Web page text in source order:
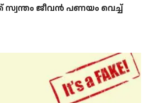
ജീവന്‍ പണയം വെച്ച്